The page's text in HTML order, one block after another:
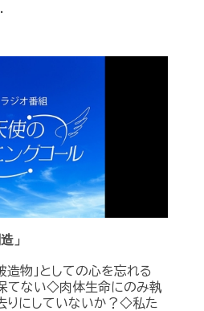
」
造物」としての心を忘れる
てない◇肉体生命にのみ執
りにしていないか？◇私た